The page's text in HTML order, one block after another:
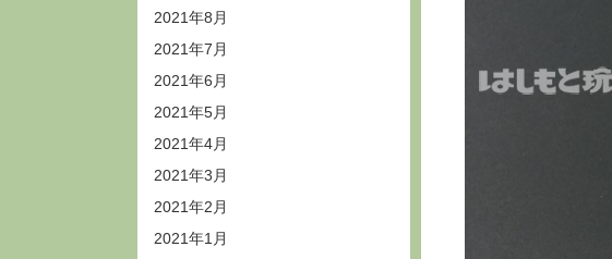
2021年8月
2021年7月
2021年6月
2021年5月
2021年4月
2021年3月
2021年2月
2021年1月